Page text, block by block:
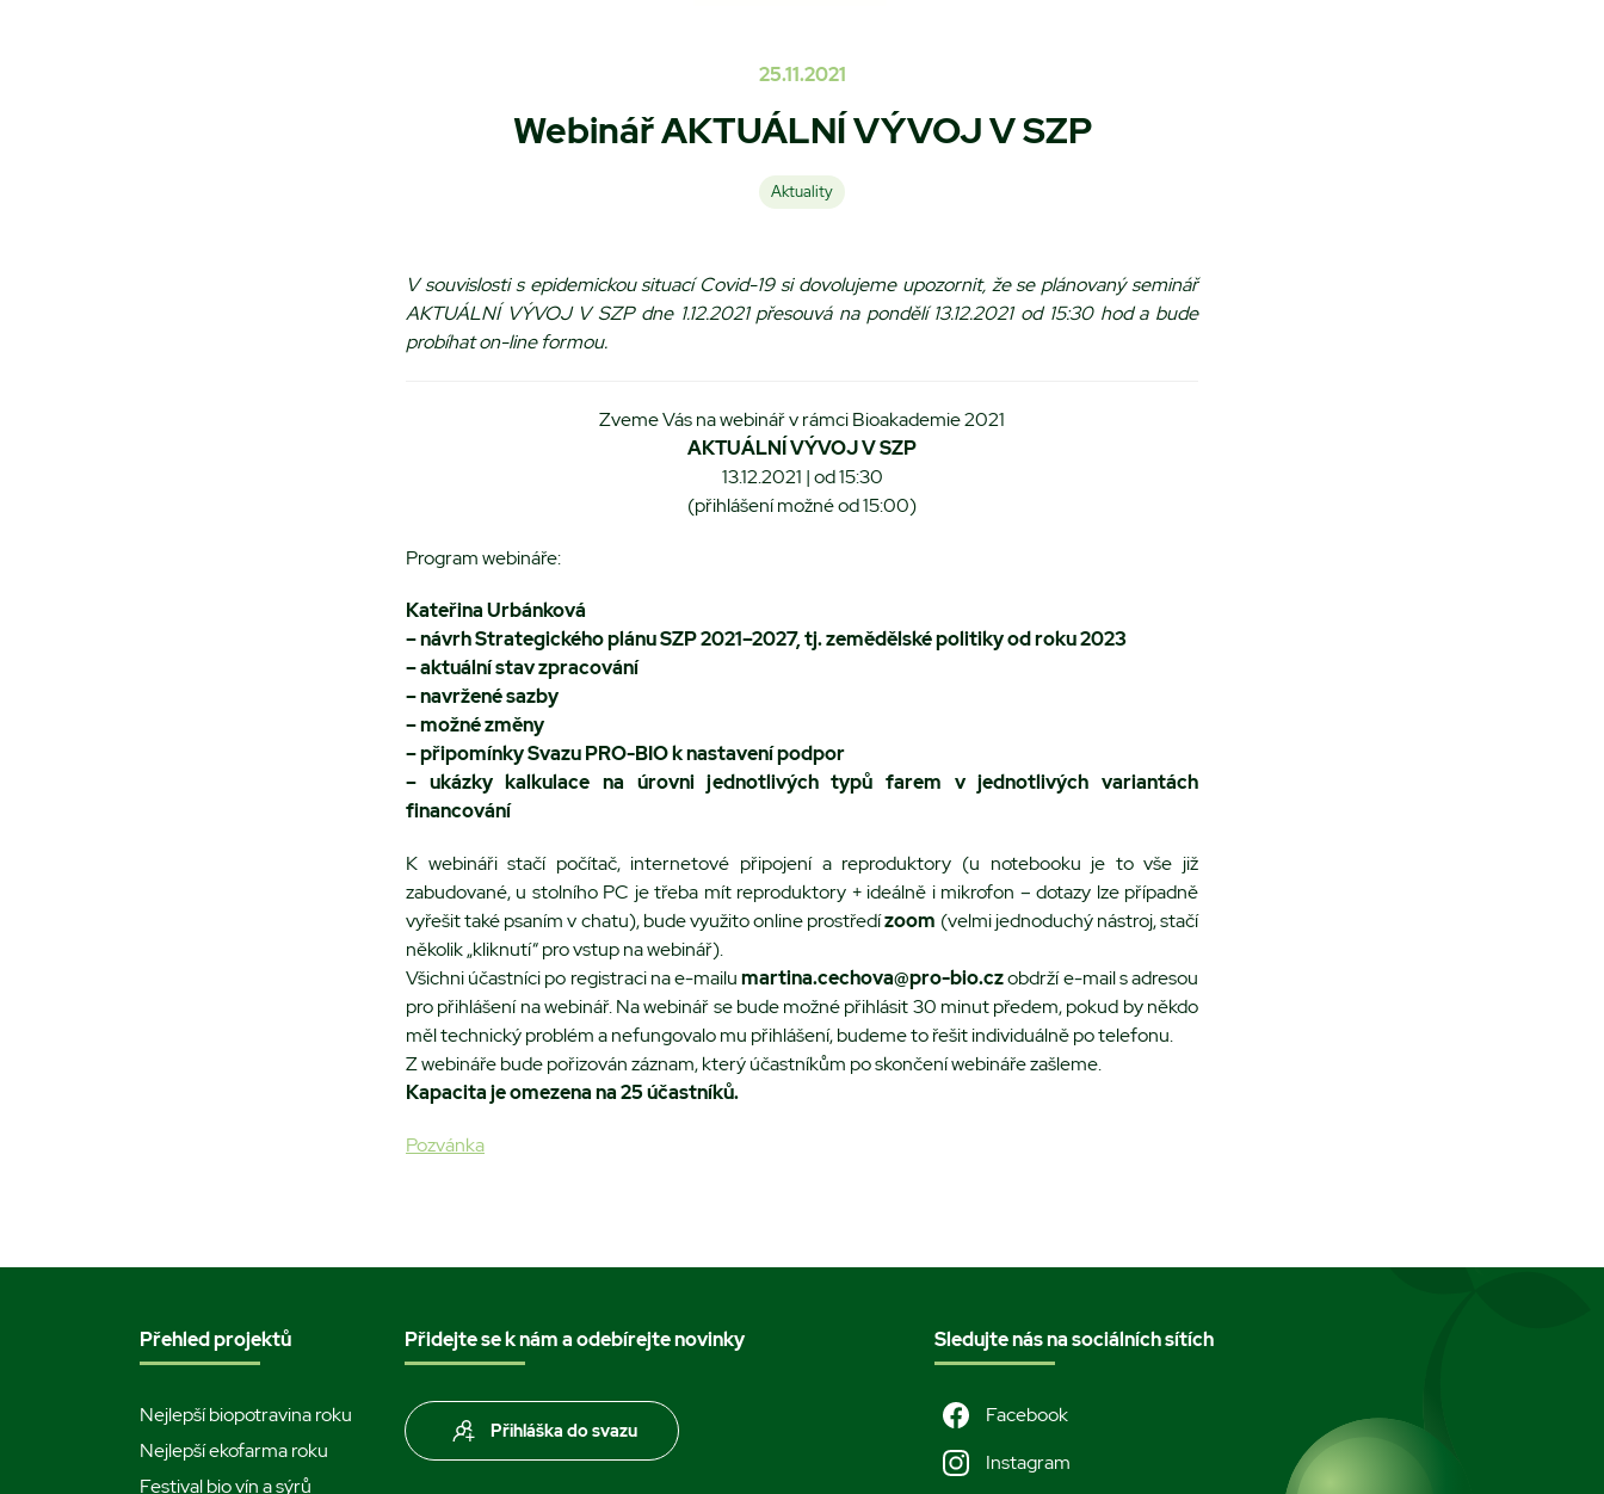
25.11.2021
Webinář AKTUÁLNÍ VÝVOJ V SZP
Aktuality
V souvislosti s epidemickou situací Covid-19 si dovolujeme upozornit, že se plánovaný seminář
AKTUÁLNÍ VÝVOJ V SZP dne 1.12.2021 přesouvá na pondělí 13.12.2021 od 15:30 hod a bude
probíhat on-line formou.
Zveme Vás na webinář v rámci Bioakademie 2021
AKTUÁLNÍ VÝVOJ V SZP
13.12.2021 | od 15:30
(přihlášení možné od 15:00)
Program webináře:
Kateřina Urbánková
– návrh Strategického plánu SZP 2021–2027, tj. zemědělské politiky od roku 2023
– aktuální stav zpracování
– navržené sazby
– možné změny
– připomínky Svazu PRO-BIO k nastavení podpor
– ukázky kalkulace na úrovni jednotlivých typů farem v jednotlivých variantách
financování
K webináři stačí počítač, internetové připojení a reproduktory (u notebooku je to vše již
zabudované, u stolního PC je třeba mít reproduktory + ideálně i mikrofon – dotazy lze případně
vyřešit také psaním v chatu), bude využito online prostředízoom (velmi jednoduchý nástroj, stačí
několik „kliknutí“ pro vstup na webinář).
Všichni účastníci po registraci na e-mailumartina.cechova@pro-bio.czobdrží e-mail s adresou
pro přihlášení na webinář. Na webinář se bude možné přihlásit 30 minut předem, pokud by někdo
měl technický problém a nefungovalo mu přihlášení, budeme to řešit individuálně po telefonu.
Z webináře bude pořizován záznam, který účastníkům po skončení webináře zašleme.
Kapacita je omezena na 25 účastníků.
Pozvánka
Přehled projektů
Nejlepší biopotravina roku
Nejlepší ekofarma roku
Festival bio vín a sýrů
Přidejte se k nám a odebírejte novinky
Přihláška do svazu
Sledujte nás na sociálních sítích
Facebook
Instagram